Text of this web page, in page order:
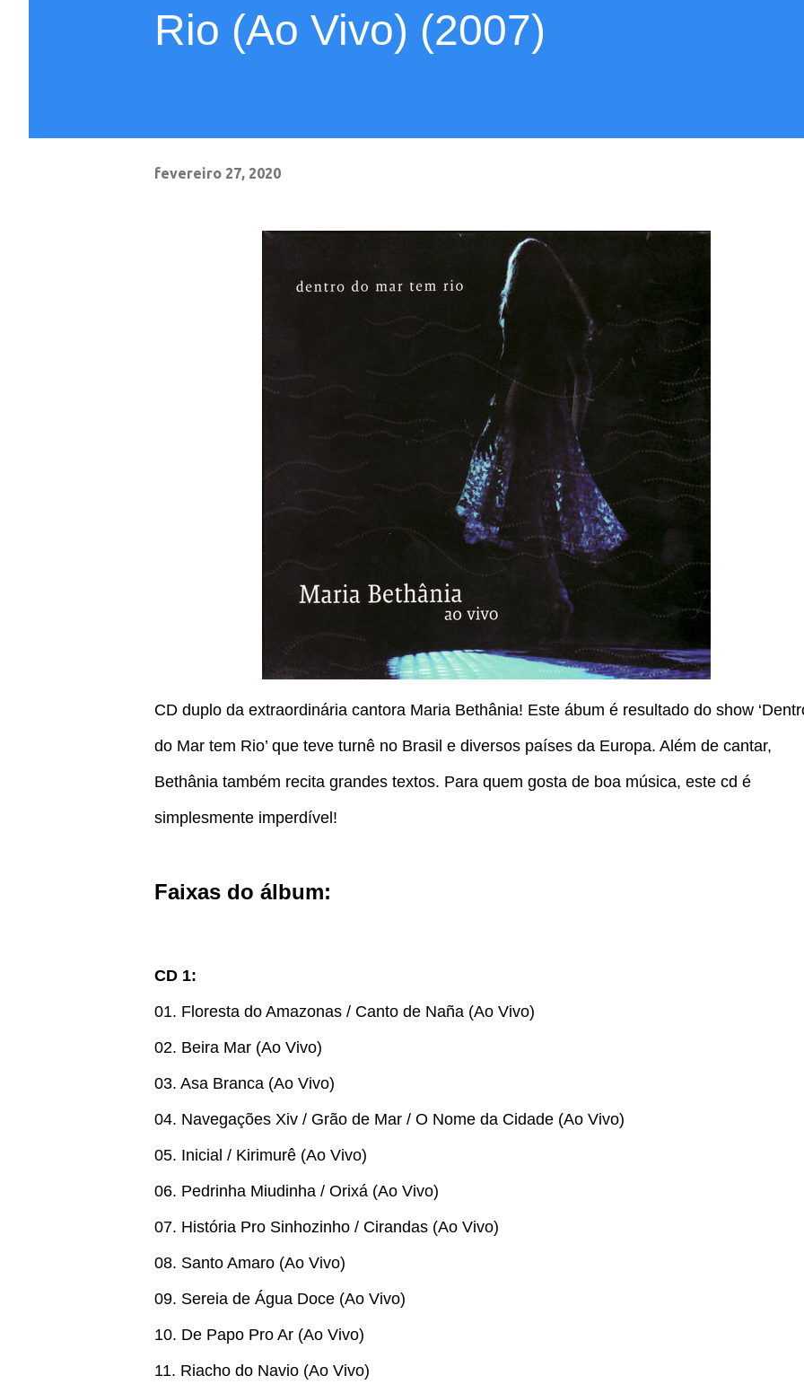
Rio (Ao Vivo) (2007)
fevereiro 27, 2020
CD duplo da extraordinária cantora Maria Bethânia! Este ábum é resultado do show
do Mar tem Rio’ que teve turnê no Brasil e diversos países da Europa. Além de cantar,
Bethânia também recita grandes textos. Para quem gosta de boa música, este cd é
simplesmente imperdível!
Faixas do álbum:
CD 1:
01. Floresta do Amazonas / Canto de Naña (Ao Vivo)
02. Beira Mar (Ao Vivo)
03. Asa Branca (Ao Vivo)
04. Navegações Xiv / Grão de Mar / O Nome da Cidade (Ao Vivo)
05. Inicial / Kirimurê (Ao Vivo)
06. Pedrinha Miudinha / Orixá (Ao Vivo)
07. História Pro Sinhozinho / Cirandas (Ao Vivo)
08. Santo Amaro (Ao Vivo)
09. Sereia de Água Doce (Ao Vivo)
10. De Papo Pro Ar (Ao Vivo)
11. Riacho do Navio (Ao Vivo)